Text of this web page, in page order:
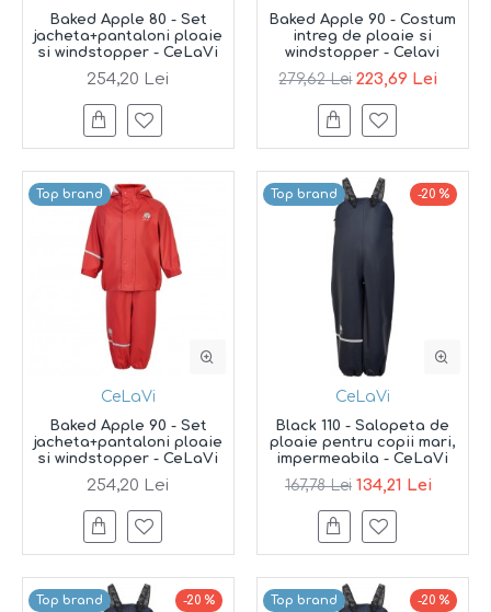
Baked Apple 80 - Set
jacheta+pantaloni ploaie
si windstopper - CeLaVi
254,20 Lei
Baked Apple 90 - Costum
intreg de ploaie si
windstopper - Celavi
279,62 Lei 223,69 Lei
Top brand
CeLaVi
Baked Apple 90 - Set
jacheta+pantaloni ploaie
si windstopper - CeLaVi
254,20 Lei
Top brand -20 %
CeLaVi
Black 110 - Salopeta de
ploaie pentru copii mari,
impermeabila - CeLaVi
167,78 Lei 134,21 Lei
Top brand -20 % Top brand -20 %